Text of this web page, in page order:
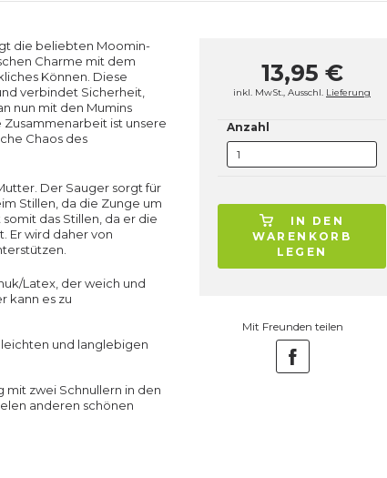
die beliebten Moomin-
Charme mit dem
Können. Diese
verbindet Sicherheit,
nun mit den Mumins
ist unsere
Chaos des
Der Sauger sorgt für
Stillen, da die Zunge um
das Stillen, da er die
Er wird daher von
Latex, der weich und
kann es zu
und langlebigen
mit zwei Schnullern in den
anderen schönen
13,95 €
inkl. MwSt., Ausschl. Lieferung
Anzahl
IN DEN
WARENKORB
LEGEN
Mit Freunden teilen